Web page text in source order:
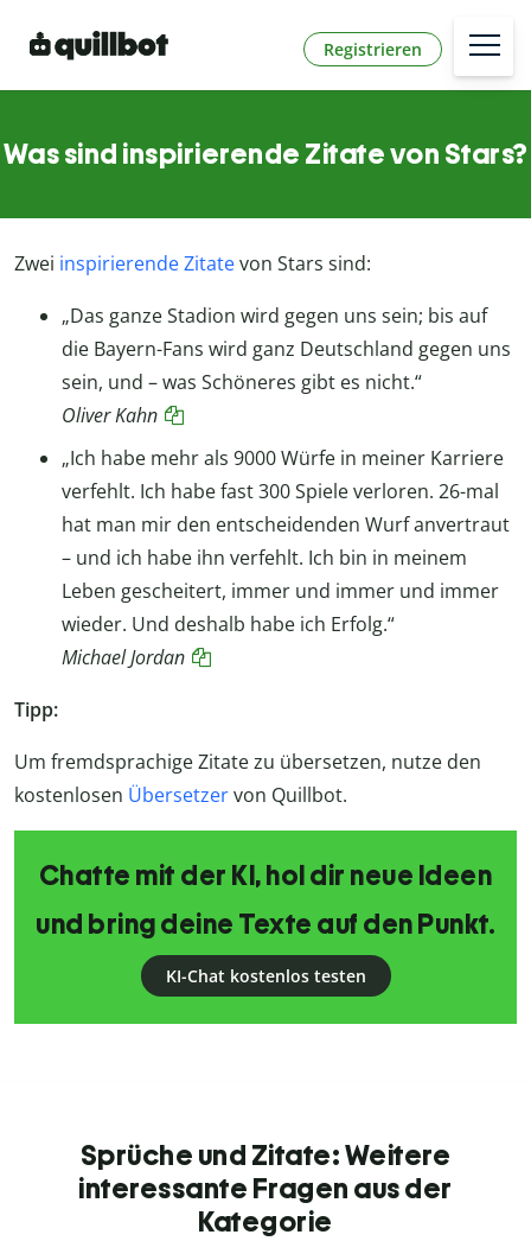
Registrieren
Was sind inspirierende Zitate von Stars?
Zwei inspirierende Zitatevon Stars sind:
„Das ganze Stadion wird gegen uns sein; bis auf
die Bayern-Fans wird ganz Deutschland gegen uns
sein, und – was Schöneres gibt es nicht.“
Oliver Kahn
„Ich habe mehr als 9000 Würfe in meiner Karriere
verfehlt. Ich habe fast 300 Spiele verloren. 26-mal
hat man mir den entscheidenden Wurf anvertraut
– und ich habe ihn verfehlt. Ich bin in meinem
Leben gescheitert, immer und immer und immer
wieder. Und deshalb habe ich Erfolg.“
Michael Jordan
Tipp:
Um fremdsprachige Zitate zu übersetzen, nutze den
kostenlosen Übersetzervon Quillbot.
Chatte mit der KI, hol dir neue Ideen
und bring deine Texte auf den Punkt.
KI-Chat kostenlos testen
Sprüche und Zitate: Weitere
interessante Fragen aus der
Kategorie